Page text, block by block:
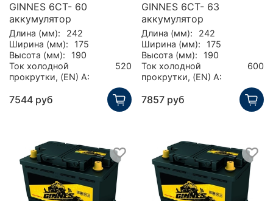
GINNES 6CT- 60
аккумулятор
Длина (мм):
242
Ширина (мм):
175
Высота (мм):
190
Ток холодной
прокрутки, (EN) А:
520
7544 руб
GINNES 6CT- 63
аккумулятор
Длина (мм):
242
Ширина (мм):
175
Высота (мм):
190
Ток холодной
прокрутки, (EN) А:
600
7857 руб